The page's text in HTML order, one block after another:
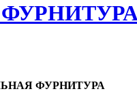
ФУРНИТУРА